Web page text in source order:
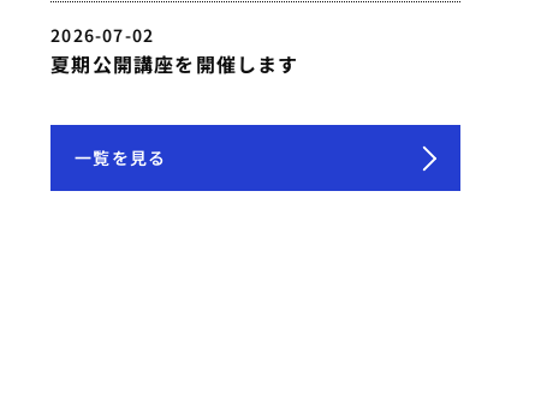
2026-07-02
夏期公開講座を開催します
一覧を見る